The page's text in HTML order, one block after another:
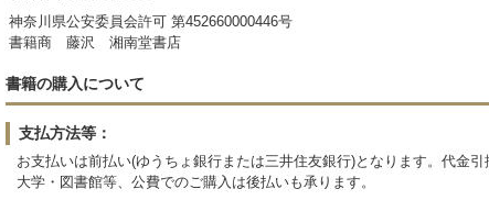
神奈川県公安委員会許可 第452660000446号
書籍商 藤沢 湘南堂書店
書籍の購入について
支払方法等：
お支払いは前払い(ゆうちょ銀行または三井住友銀行)となります。代金引
大学・図書館等、公費でのご購入は後払いも承ります。